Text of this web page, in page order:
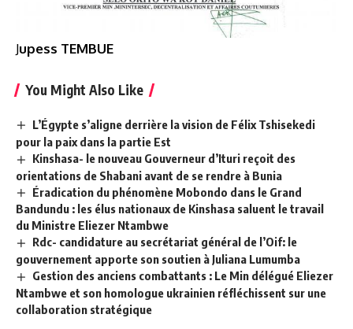
Jupess TEMBUE
You Might Also Like
L’Égypte s’aligne derrière la vision de Félix Tshisekedi
pour la paix dans la partie Est
Kinshasa- le nouveau Gouverneur d’Ituri reçoit des
orientations de Shabani avant de se rendre à Bunia
Éradication du phénomène Mobondo dans le Grand
Bandundu : les élus nationaux de Kinshasa saluent le travail
du Ministre Eliezer Ntambwe
Rdc- candidature au secrétariat général de l’Oif: le
gouvernement apporte son soutien à Juliana Lumumba
Gestion des anciens combattants : Le Min délégué Eliezer
Ntambwe et son homologue ukrainien réfléchissent sur une
collaboration stratégique